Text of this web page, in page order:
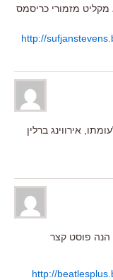
מזמורי כריסמס
http://
אירווינג ברלין
הנה פוסט קצר
http://